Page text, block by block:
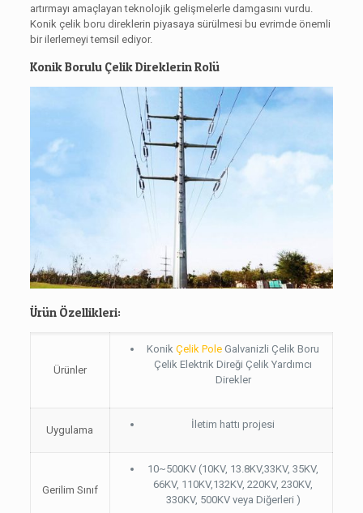
artırmayı amaçlayan teknolojik gelişmelerle damgasını vurdu.
Konik çelik boru direklerin piyasaya sürülmesi bu evrimde önemli
bir ilerlemeyi temsil ediyor.
Konik Borulu Çelik Direklerin Rolü
Ürün Özellikleri:
Ürünler
KonikÇelik Pole Galvanizli Çelik Boru
Çelik Elektrik Direği Çelik Yardımcı
Direkler
Uygulama İletim hattı projesi
Gerilim Sınıf
10~500KV (10KV, 13.8KV,33KV, 35KV,
66KV, 110KV,132KV, 220KV, 230KV,
330KV, 500KV veya Diğerleri )